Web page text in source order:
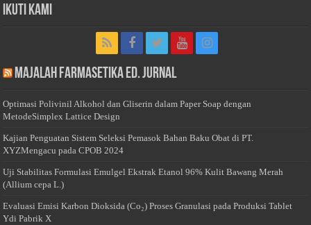
Ikuti Kami
Majalah Farmasetika Ed. Jurnal
Optimasi Polivinil Alkohol dan Gliserin dalam Paper Soap dengan
MetodeSimplex Lattice Design
Kajian Penguatan Sistem Seleksi Pemasok Bahan Baku Obat di PT.
XYZMengacu pada CPOB 2024
Uji Stabilitas Formulasi Emulgel Ekstrak Etanol 96% Kulit Bawang Merah
(Allium cepa L.)
Evaluasi Emisi Karbon Dioksida (Co₂) Proses Granulasi pada Produksi Tablet
Ydi Pabrik X